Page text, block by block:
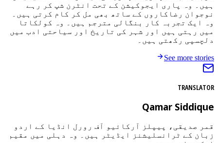
ہیں۔ وہ پاری ایجوکیشن کے تحت انٹرن شپ کر رہے
نوجوان رضاکاروں کے ساتھ بھی مل کر کام کرتی ہیں۔
وہ ایک تجربہ کار بنگالی مترجم ہیں۔ وہ کولکاتا
میں رہتی ہیں اور شہر کی تاریخ اور سیاحتی ادب میں
دلچسپی رکھتی ہیں۔
See more stories
TRANSLATOR
Qamar Siddique
قمر صدیقی، پیپلز آرکائیو آف رورل انڈیا کے اردو
زبان کے ٹرانسلیشنز ایڈیٹر ہیں۔ وہ دہلی میں مقیم